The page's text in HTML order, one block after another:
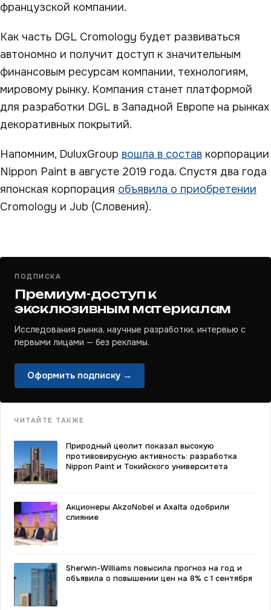
французской компании.
Как часть DGL Cromology будет развиваться
автономно и получит доступ к значительным
финансовым ресурсам компании, технологиям,
мировому рынку. Компания станет платформой
для разработки DGL в Западной Европе на рынках
декоративных покрытий.
Напомним, DuluxGroup вошла в состав корпорации
Nippon Paint в августе 2019 года. Спустя два года
японская корпорация объявила о приобретении
Cromology и Jub (Словения).
ПОДПИСКА
Премиум-доступ к
эксклюзивным материалам
Исследования рынка, научные разработки, интервью с
первыми лицами — без рекламы.
Оформить подписку →
ЧИТАЙТЕ ТАКЖЕ
Природный цеолит показал высокую
противовирусную активность: разработка
Nippon Paint и Токийского университета
Акционеры AkzoNobel и Axalta одобрили
слияние
Sherwin-Williams повысила прогноз на год и
объявила о повышении цен на 8% с 1 сентября